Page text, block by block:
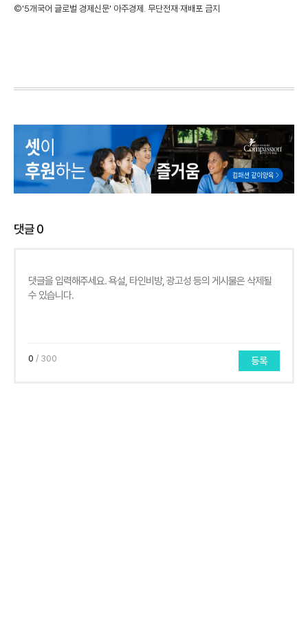
©'5개국어 글로벌 경제신문' 아주경제. 무단전재·재배포 금지
댓글0
0 / 300 등록